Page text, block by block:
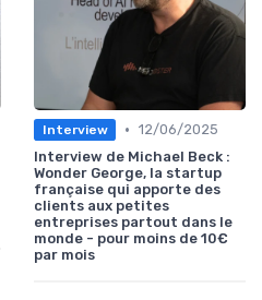
Interview • 12/06/2025
Interview de Michael Beck :
Wonder George, la startup
française qui apporte des
clients aux petites
entreprises partout dans le
monde - pour moins de 10€
par mois